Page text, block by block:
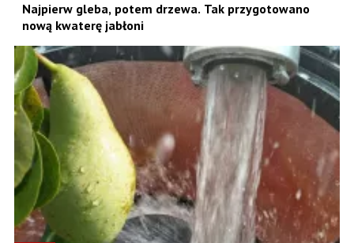
Najpierw gleba, potem drzewa. Tak przygotowano
nową kwaterę jabłoni